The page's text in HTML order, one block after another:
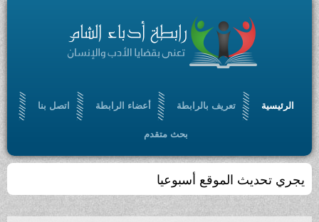
الرئيسية تعريف بالرابطة أعضاء الرابطة اتصل بنا
بحث متقدم
يجري تحديث الموقع أسبوعيا